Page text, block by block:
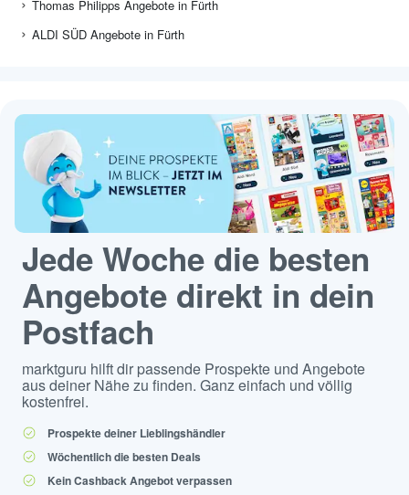
Thomas Philipps Angebote in Fürth
ALDI SÜD Angebote in Fürth
Jede Woche die besten
Angebote direkt in dein
Postfach
marktguru hilft dir passende Prospekte und Angebote
aus deiner Nähe zu finden. Ganz einfach und völlig
kostenfrei.
Prospekte deiner Lieblingshändler
Wöchentlich die besten Deals
Kein Cashback Angebot verpassen